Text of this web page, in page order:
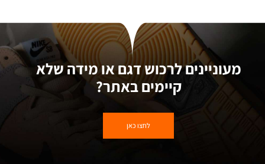
מעוניינים לרכוש דגם או מידה שלא
קיימים באתר?
לחצו כאן